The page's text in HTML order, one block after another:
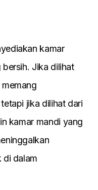
kamar
bersih. Jika dilihat
jika dilihat dari
kamar mandi yang
di dalam